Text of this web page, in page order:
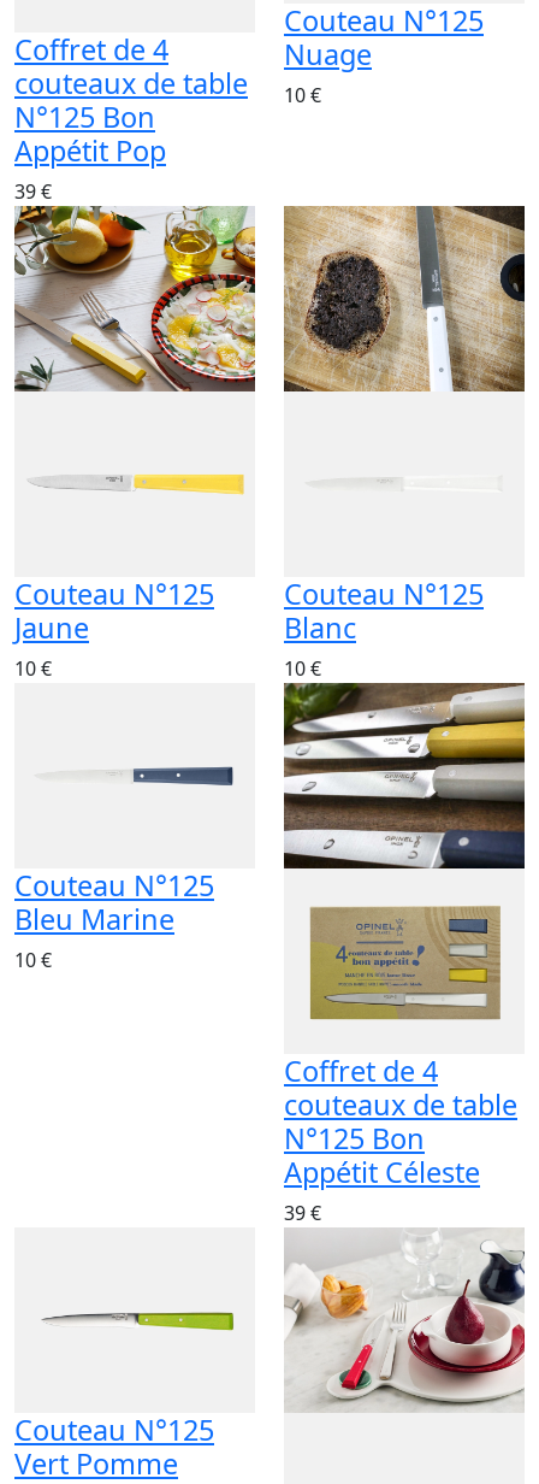
Coffret de 4
couteaux de table
N°125 Bon
Appétit Pop
39 €
Couteau N°125
Nuage
10 €
Couteau N°125
Jaune
10 €
Couteau N°125
Blanc
10 €
Couteau N°125
Bleu Marine
10 €
Coffret de 4
couteaux de table
N°125 Bon
Appétit Céleste
39 €
Couteau N°125
Vert Pomme